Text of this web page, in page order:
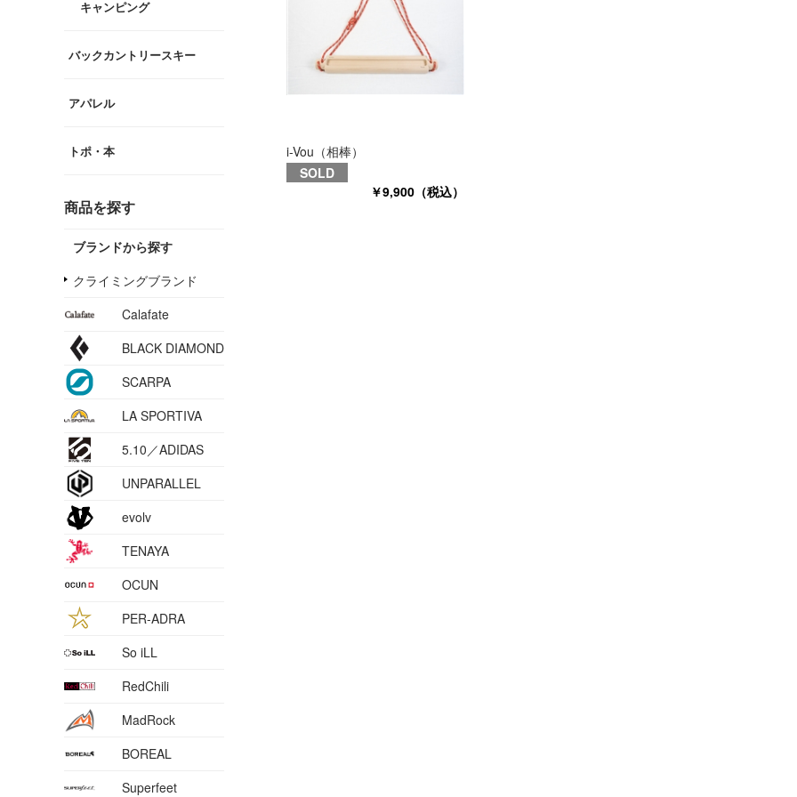
キャンピング
バックカントリースキー
アパレル
トポ・本
商品を探す
ブランドから探す
クライミングブランド
Calafate
BLACK DIAMOND
SCARPA
LA SPORTIVA
5.10／ADIDAS
UNPARALLEL
evolv
TENAYA
OCUN
PER-ADRA
So iLL
RedChili
MadRock
BOREAL
Superfeet
i-Vou（相棒）
SOLD
￥9,900（税込）